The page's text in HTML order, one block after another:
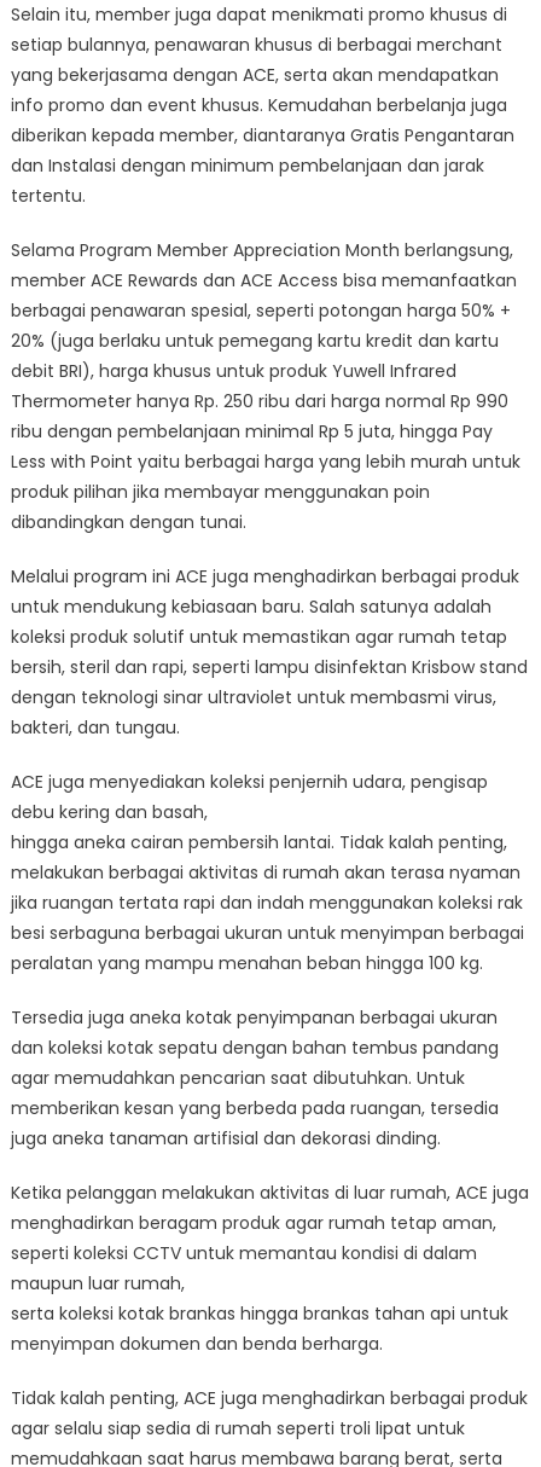
Selain itu, member juga dapat menikmati promo khusus di
setiap bulannya, penawaran khusus di berbagai merchant
yang bekerjasama dengan ACE, serta akan mendapatkan
info promo dan event khusus. Kemudahan berbelanja juga
diberikan kepada member, diantaranya Gratis Pengantaran
dan Instalasi dengan minimum pembelanjaan dan jarak
tertentu.
Selama Program Member Appreciation Month berlangsung,
member ACE Rewards dan ACE Access bisa memanfaatkan
berbagai penawaran spesial, seperti potongan harga 50% +
20% (juga berlaku untuk pemegang kartu kredit dan kartu
debit BRI), harga khusus untuk produk Yuwell Infrared
Thermometer hanya Rp. 250 ribu dari harga normal Rp 990
ribu dengan pembelanjaan minimal Rp 5 juta, hingga Pay
Less with Point yaitu berbagai harga yang lebih murah untuk
produk pilihan jika membayar menggunakan poin
dibandingkan dengan tunai.
Melalui program ini ACE juga menghadirkan berbagai produk
untuk mendukung kebiasaan baru. Salah satunya adalah
koleksi produk solutif untuk memastikan agar rumah tetap
bersih, steril dan rapi, seperti lampu disinfektan Krisbow stand
dengan teknologi sinar ultraviolet untuk membasmi virus,
bakteri, dan tungau.
ACE juga menyediakan koleksi penjernih udara, pengisap
debu kering dan basah,
hingga aneka cairan pembersih lantai. Tidak kalah penting,
melakukan berbagai aktivitas di rumah akan terasa nyaman
jika ruangan tertata rapi dan indah menggunakan koleksi rak
besi serbaguna berbagai ukuran untuk menyimpan berbagai
peralatan yang mampu menahan beban hingga 100 kg.
Tersedia juga aneka kotak penyimpanan berbagai ukuran
dan koleksi kotak sepatu dengan bahan tembus pandang
agar memudahkan pencarian saat dibutuhkan. Untuk
memberikan kesan yang berbeda pada ruangan, tersedia
juga aneka tanaman artifisial dan dekorasi dinding.
Ketika pelanggan melakukan aktivitas di luar rumah, ACE juga
menghadirkan beragam produk agar rumah tetap aman,
seperti koleksi CCTV untuk memantau kondisi di dalam
maupun luar rumah,
serta koleksi kotak brankas hingga brankas tahan api untuk
menyimpan dokumen dan benda berharga.
Tidak kalah penting, ACE juga menghadirkan berbagai produk
agar selalu siap sedia di rumah seperti troli lipat untuk
memudahkaan saat harus membawa barang berat, serta